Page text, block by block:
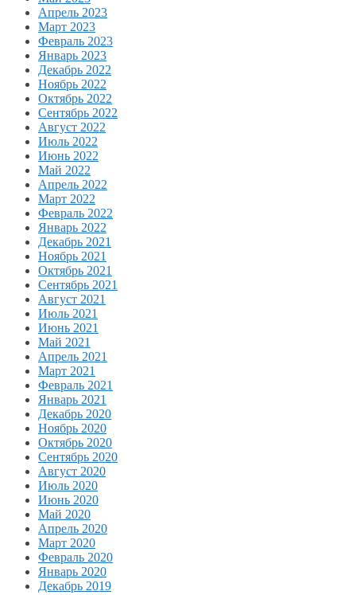
Апрель 2023
Март 2023
Февраль 2023
Январь 2023
Декабрь 2022
Ноябрь 2022
Октябрь 2022
Сентябрь 2022
Август 2022
Июль 2022
Июнь 2022
Май 2022
Апрель 2022
Март 2022
Февраль 2022
Январь 2022
Декабрь 2021
Ноябрь 2021
Октябрь 2021
Сентябрь 2021
Август 2021
Июль 2021
Июнь 2021
Май 2021
Апрель 2021
Март 2021
Февраль 2021
Январь 2021
Декабрь 2020
Ноябрь 2020
Октябрь 2020
Сентябрь 2020
Август 2020
Июль 2020
Июнь 2020
Май 2020
Апрель 2020
Март 2020
Февраль 2020
Январь 2020
Декабрь 2019